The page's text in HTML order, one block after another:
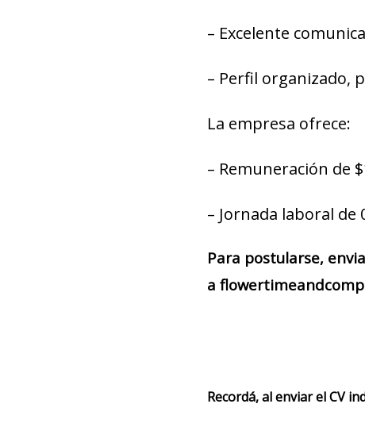
– Excelente
– Perfil organizado,
La empresa ofrece:
– Remuneración de
– Jornada laboral de
Para postularse,
a
Recordá, al enviar el CV